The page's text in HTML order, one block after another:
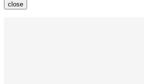
close